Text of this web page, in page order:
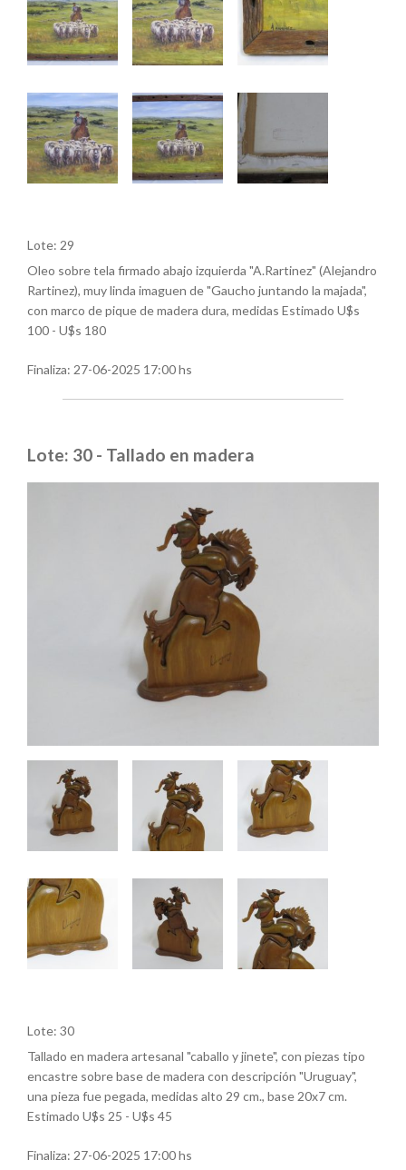
Lote: 29
Oleo sobre tela firmado abajo izquierda "A.Rartinez" (Alejandro
Rartinez), muy linda imaguen de "Gaucho juntando la majada",
con marco de pique de madera dura, medidas Estimado U$s
100 - U$s 180
Finaliza: 27-06-2025 17:00 hs
Lote: 30 - Tallado en madera
Lote: 30
Tallado en madera artesanal "caballo y jinete", con piezas tipo
encastre sobre base de madera con descripción "Uruguay",
una pieza fue pegada, medidas alto 29 cm., base 20x7 cm.
Estimado U$s 25 - U$s 45
Finaliza: 27-06-2025 17:00 hs